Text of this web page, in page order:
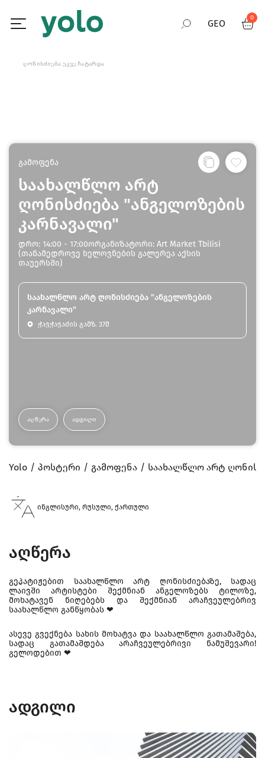
GEO
0
ᲦᲝᲜᲘᲡᲫᲘᲔᲑᲐ ᲣᲙᲕᲔ ᲩᲐᲢᲐᲠᲓᲐ
გამოფენა
საახალწლო არტ
ღონისძიება "ანგელოზების
კარნავალი"
დრო: 14:00 - 17:00ორგანიზატორი: Art Market Tbilisi
(თანამედროვე ხელოვნების გალერეა აქსის
თაუერსში)
საახალწლო არტ ღონისძიება "ანგელოზების
კარნავალი"
ჭავჭავაძის გამზ. 37მ
ᲐᲦᲬᲔᲠᲐ ᲐᲓᲒᲘᲚᲘ
Yolo პოსტერი გამოფენა საახალწლო არტ
ინგლისური, რუსული, ქართული
აღწერა
გეპატიჟებით საახალწლო არტ ღონისძიებაზე, სადაც
ლაივში არტისტები შექმნიან ანგელოზებს ტილოზე,
მოხატავენ ნიღებებს და შექმნიან არაჩვეულებრივ
საახალწლო განწყობას ❤
ასევე გვექნება სახის მოხატვა და საახალწლო გათამაშება,
სადაც გათამაშდება არაჩვეულებრივი ნამუშევარი!
გელოდებით ❤
ადგილი